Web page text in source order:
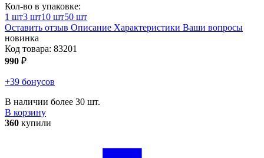
Кол-во в упаковке:
1 шт3 шт10 шт50 шт
Оставить отзыв Описание Характеристики Ваши вопросы
новинка
Код товара: 83201
990 ₽
+39 бонусов
В наличии более 30 шт.
В корзину
360 купили